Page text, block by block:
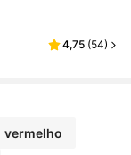
4,75 (54)
vermelho